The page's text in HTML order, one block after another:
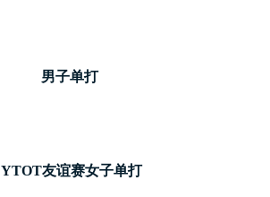
男子单打
YTOT友谊赛女子单打